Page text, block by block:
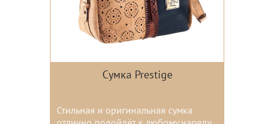
Сумка Prestige
Стильная и оригинальная сумка